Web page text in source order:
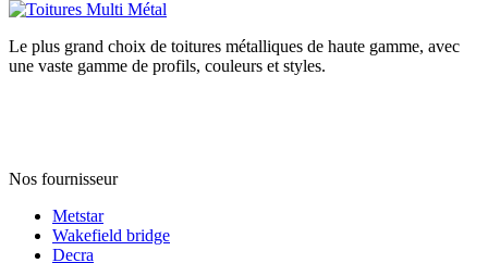
Le plus grand choix de toitures métalliques de haute gamme, avec
une vaste gamme de profils, couleurs et styles.
Nos fournisseur
Metstar
Wakefield bridge
Decra